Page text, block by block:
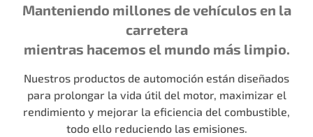
Manteniendo millones de vehículos en la
carretera
mientras hacemos el mundo más limpio.
Nuestros productos de automoción están diseñados
para prolongar la vida útil del motor, maximizar el
rendimiento y mejorar la eficiencia del combustible,
todo ello reduciendo las emisiones.